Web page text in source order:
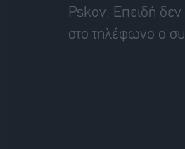
Pskov. Επειδή
στο τηλέφωνο ο